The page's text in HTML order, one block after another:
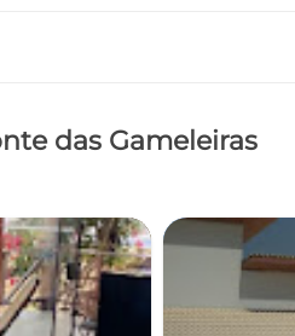
das Gameleiras